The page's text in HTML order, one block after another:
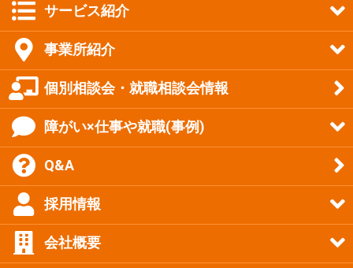
サービス紹介
事業所紹介
個別相談会・就職相談会情報
障がい×仕事や就職(事例)
Q&A
採用情報
会社概要